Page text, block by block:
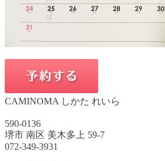
CAMINOMA しかた れいら
590-0136
堺市 南区 美木多上 59-7
072-349-3931